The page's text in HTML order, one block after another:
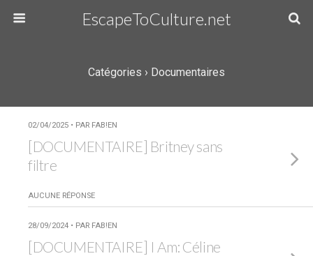
EscapeToCulture.net
Catégories › Documentaires
02/04/2025 • PAR FAB!EN
[DOCUMENTAIRE] Britney sans
filtre
AUCUNE RÉPONSE
28/09/2024 • PAR FAB!EN
[DOCUMENTAIRE] I Am: Céline